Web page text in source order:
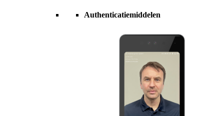
Authenticatiemiddelen